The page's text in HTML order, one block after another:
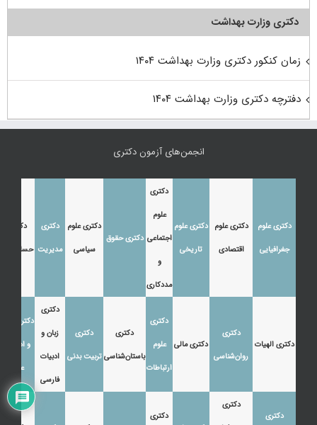
دکتری وزارت بهداشت
زمان کنکور دکتری وزارت بهداشت ۱۴۰۴
دفترچه دکتری وزارت بهداشت ۱۴۰۴
انجمن‌های آزمون دکتری
دکتری علوم
جغرافیایی
دکتری علوم
اقتصادی
دکتری علوم
تاریخی
دکتری
علوم
اجتماعی
و
مددکاری
دکتری حقوق
دکتری علوم
سیاسی
دکتری
مدیریت
دکتری
حسابداری
دکتری الهیات
دکتری
روان‌شناسی
دکتری مالی
دکتری
علوم
ارتباطات
دکتری
باستان‌شناسی
دکتری
تربیت بدنی
دکتری
زبان و
ادبیات
فارسی
دکتری زبان
و ادبیات
عرب
دکتری
دکتری
دکتری